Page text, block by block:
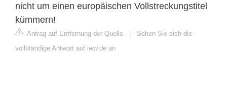
nicht um einen europäischen Vollstreckungstitel
kümmern!
Antrag auf Entfernung der Quelle | Sehen Sie sich die
vollständige Antwort auf iww.de an